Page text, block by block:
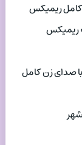
ریمیکس
ریمیکس
صدای زن کامل